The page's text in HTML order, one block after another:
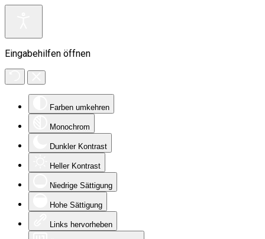
Eingabehilfen öffnen
Farben umkehren
Monochrom
Dunkler Kontrast
Heller Kontrast
Niedrige Sättigung
Hohe Sättigung
Links hervorheben